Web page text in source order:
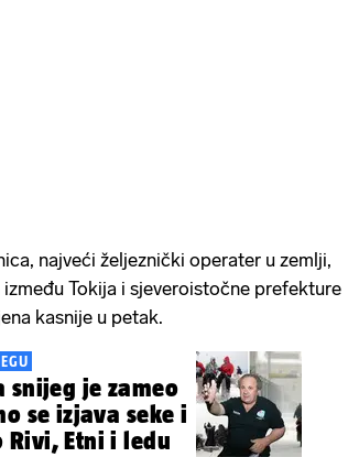
najveći željeznički operater u zemlji,
Tokija i sjeveroistočne prefekture
kasnije u petak.
snijeg je zameo
se izjava seke i
Rivi, Etni i ledu